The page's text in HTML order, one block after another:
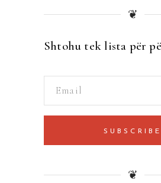
❦
Shtohu tek lista për
SUBSCRIBE
❦